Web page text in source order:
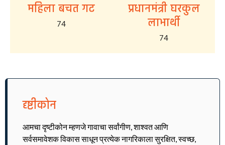
महिला बचत गट
74
प्रधानमंत्री घरकुल
लाभार्थी
74
दृष्टीकोन
आमचा दृष्टीकोन म्हणजे गावाचा सर्वांगीण, शाश्वत आणि
सर्वसमावेशक विकास साधून प्रत्येक नागरिकाला सुरक्षित, स्वच्छ,